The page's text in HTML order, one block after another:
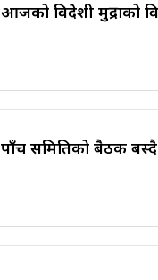
आजको विदेशी मुद्राको
पाँच समितिको बैठक बस्दै